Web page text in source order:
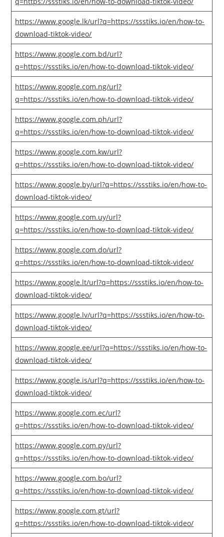
https://www.google.lk/url?q=https://ssstiks.io/en/how-to-
download-tiktok-video/
https://www.google.com.bd/url?
q=https://ssstiks.io/en/how-to-download-tiktok-video/
https://www.google.com.ng/url?
q=https://ssstiks.io/en/how-to-download-tiktok-video/
https://www.google.com.ph/url?
q=https://ssstiks.io/en/how-to-download-tiktok-video/
https://www.google.com.kw/url?
q=https://ssstiks.io/en/how-to-download-tiktok-video/
https://www.google.by/url?q=https://ssstiks.io/en/how-to-
download-tiktok-video/
https://www.google.com.uy/url?
q=https://ssstiks.io/en/how-to-download-tiktok-video/
https://www.google.com.do/url?
q=https://ssstiks.io/en/how-to-download-tiktok-video/
https://www.google.lt/url?q=https://ssstiks.io/en/how-to-
download-tiktok-video/
https://www.google.lv/url?q=https://ssstiks.io/en/how-to-
download-tiktok-video/
https://www.google.ee/url?q=https://ssstiks.io/en/how-to-
download-tiktok-video/
https://www.google.is/url?q=https://ssstiks.io/en/how-to-
download-tiktok-video/
https://www.google.com.ec/url?
q=https://ssstiks.io/en/how-to-download-tiktok-video/
https://www.google.com.py/url?
q=https://ssstiks.io/en/how-to-download-tiktok-video/
https://www.google.com.bo/url?
q=https://ssstiks.io/en/how-to-download-tiktok-video/
https://www.google.com.gt/url?
q=https://ssstiks.io/en/how-to-download-tiktok-video/